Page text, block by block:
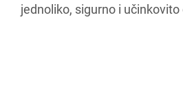
jednoliko, sigurno i